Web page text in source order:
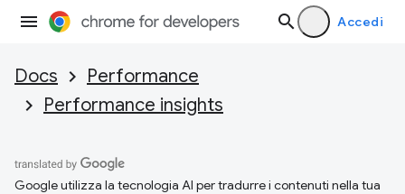
Accedi
Docs
Performance
Performance insights
Google utilizza la tecnologia AI per tradurre i contenuti nella tua